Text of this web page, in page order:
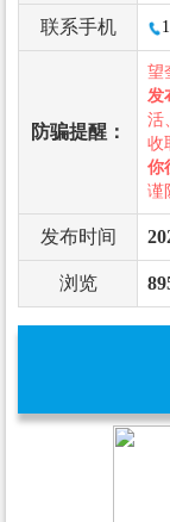
联系手机
防骗提醒：
望
发
活
收
你
谨
发布时间
浏览